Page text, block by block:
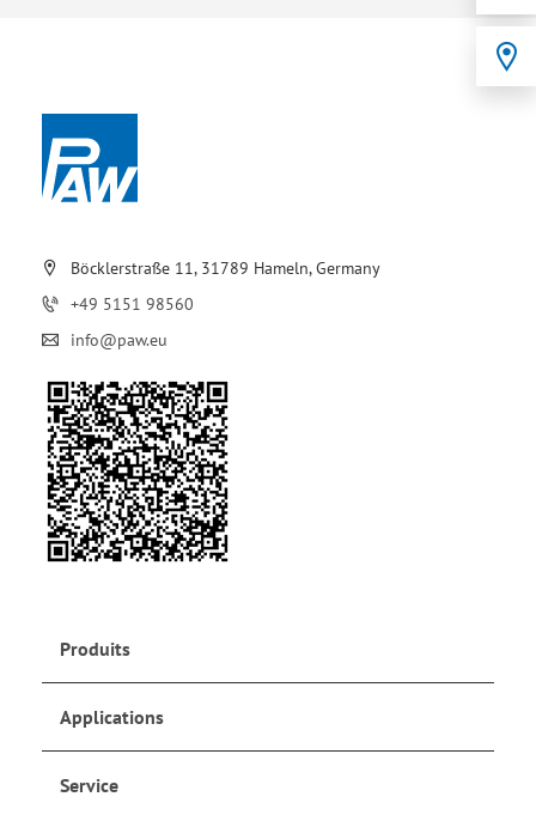
Böcklerstraße 11, 31789 Hameln, Germany
+49 5151 98560
info@paw.eu
Produits
Applications
Service